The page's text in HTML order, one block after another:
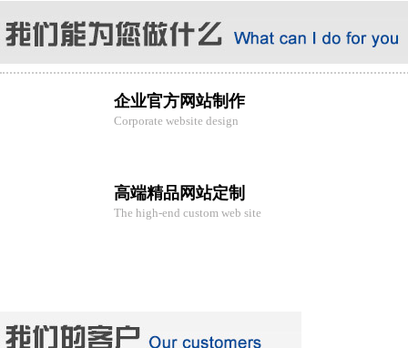
企业官方网站制作
Corporate website design
高端精品网站定制
The high-end custom web site